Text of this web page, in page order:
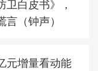
卫白皮书》，
言（钟声）
元增量看动能